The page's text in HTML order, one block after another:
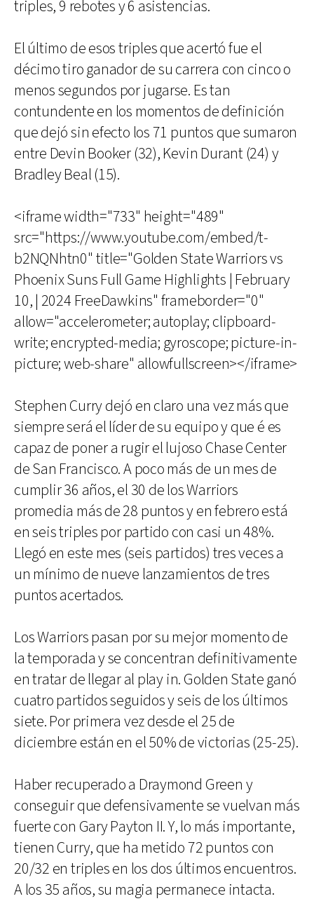
triples, 9 rebotes y 6 asistencias.
El último de esos triples que acertó fue el
décimo tiro ganador de su carrera con cinco o
menos segundos por jugarse. Es tan
contundente en los momentos de definición
que dejó sin efecto los 71 puntos que sumaron
entre Devin Booker (32), Kevin Durant (24) y
Bradley Beal (15).
<iframe width="733" height="489"
src="https://www.youtube.com/embed/t-
b2NQNhtn0" title="Golden State Warriors vs
Phoenix Suns Full Game Highlights | February
10, | 2024 FreeDawkins" frameborder="0"
allow="accelerometer; autoplay; clipboard-
write; encrypted-media; gyroscope; picture-in-
picture; web-share" allowfullscreen></iframe>
Stephen Curry dejó en claro una vez más que
siempre será el líder de su equipo y que é es
capaz de poner a rugir el lujoso Chase Center
de San Francisco. A poco más de un mes de
cumplir 36 años, el 30 de los Warriors
promedia más de 28 puntos y en febrero está
en seis triples por partido con casi un 48%.
Llegó en este mes (seis partidos) tres veces a
un mínimo de nueve lanzamientos de tres
puntos acertados.
Los Warriors pasan por su mejor momento de
la temporada y se concentran definitivamente
en tratar de llegar al play in. Golden State ganó
cuatro partidos seguidos y seis de los últimos
siete. Por primera vez desde el 25 de
diciembre están en el 50% de victorias (25-25).
Haber recuperado a Draymond Green y
conseguir que defensivamente se vuelvan más
fuerte con Gary Payton II. Y, lo más importante,
tienen Curry, que ha metido 72 puntos con
20/32 en triples en los dos últimos encuentros.
A los 35 años, su magia permanece intacta.